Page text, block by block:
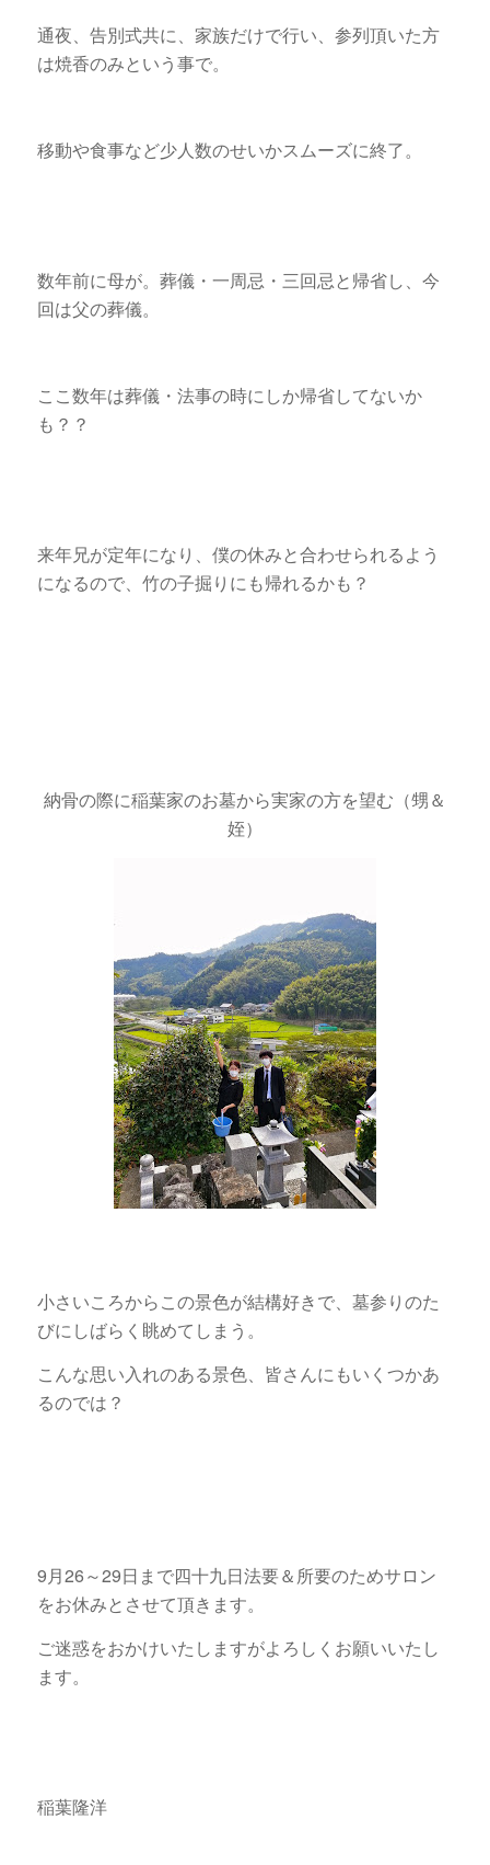
通夜、告別式共に、家族だけで行い、参列頂いた方
は焼香のみという事で。
移動や食事など少人数のせいかスムーズに終了。
数年前に母が。葬儀・一周忌・三回忌と帰省し、今
回は父の葬儀。
ここ数年は葬儀・法事の時にしか帰省してないか
も？？
来年兄が定年になり、僕の休みと合わせられるよう
になるので、竹の子掘りにも帰れるかも？
納骨の際に稲葉家のお墓から実家の方を望む（甥＆
姪）
小さいころからこの景色が結構好きで、墓参りのた
びにしばらく眺めてしまう。
こんな思い入れのある景色、皆さんにもいくつかあ
るのでは？
9月26～29日まで四十九日法要＆所要のためサロン
をお休みとさせて頂きます。
ご迷惑をおかけいたしますがよろしくお願いいたし
ます。
稲葉隆洋